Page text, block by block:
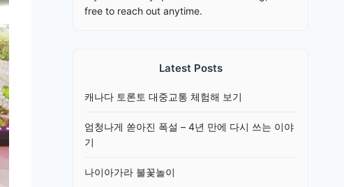
free to reach out anytime.
Latest Posts
캐나다 토론토 대중교통 체험해 보기
엄청나게 쏟아진 폭설 – 4년 만에 다시 쓰는 이야
기
나이아가라 불꽃놀이